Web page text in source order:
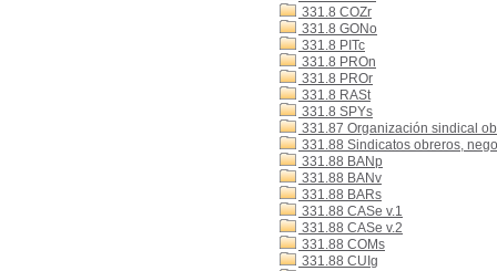
331.8 COZr
331.8 GONo
331.8 PITc
331.8 PROn
331.8 PROr
331.8 RASt
331.8 SPYs
331.87 Organización sindical
331.88 Sindicatos obreros,
331.88 BANp
331.88 BANv
331.88 BARs
331.88 CASe v.1
331.88 CASe v.2
331.88 COMs
331.88 CUIg